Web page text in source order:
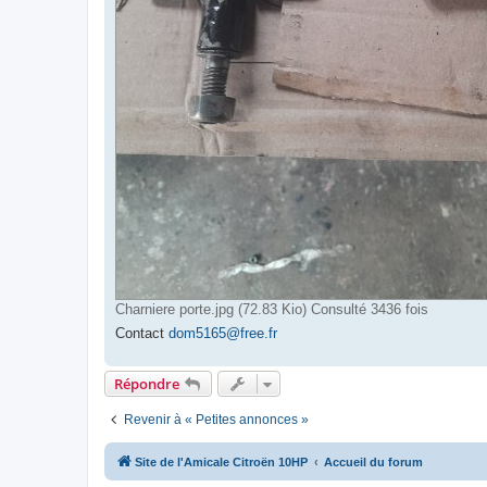
Charniere porte.jpg (72.83 Kio) Consulté 3436 fois
Contact dom5165@free.fr
Répondre
Revenir à « Petites annonces »
Site de l'Amicale Citroën 10HP Accueil du forum